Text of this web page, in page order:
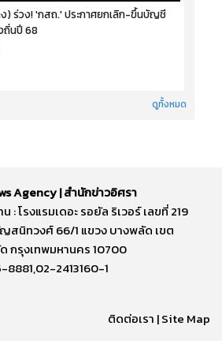
ง) ร่วง! 'กสถ.' ประกาศยกเลิก-ขึ้นบัญชี
ถิ่นปี 68
ดูทั้งหมด
Agency | สำนักข่าวอิศรา
: โรงแรมเดอะ รอยัล ริเวอร์ เลขที่ 219
สนิทวงศ์ 66/1 แขวง บางพลัด เขต
กรุงเทพมหานคร 10700
2413160-1
ติดต่อเรา |Site Map